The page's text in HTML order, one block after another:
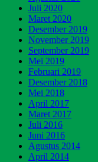
Juli 2020
Maret 2020
Desember 2019
November 2019
September 2019
Mei 2019
Februari 2019
Desember 2018
Mei 2018
April 2017
Maret 2017
Juli 2016
Juni 2016
Agustus 2014
April 2014